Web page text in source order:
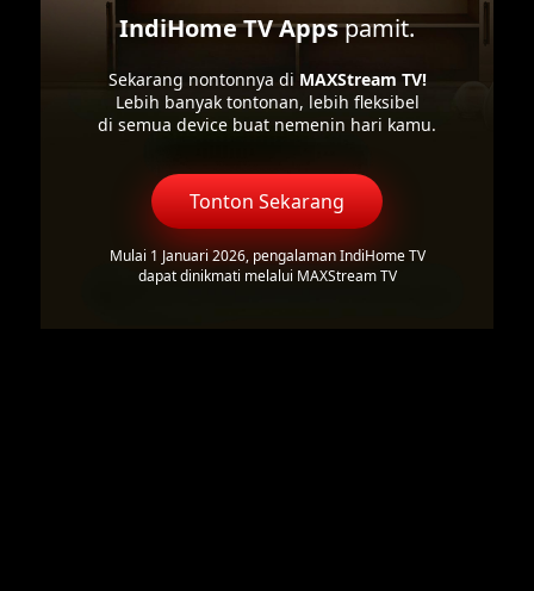
IndiHome TV Appspamit.
Sekarang nontonnya di MAXStream TV!
Lebih banyak tontonan, lebih fleksibel
di semua device buat nemenin hari kamu.
Tonton Sekarang
Mulai 1 Januari 2026, pengalaman IndiHome TV
dapat dinikmati melalui MAXStream TV